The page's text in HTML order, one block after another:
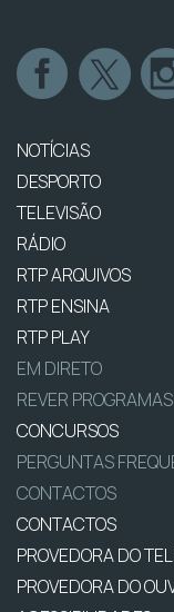
NOTÍCIAS
DESPORTO
TELEVISÃO
RÁDIO
RTP ARQUIVOS
RTP ENSINA
RTP PLAY
EM DIRETO
REVER PROGRAMAS
CONCURSOS
PERGUNTAS
CONTACTOS
CONTACTOS
PROVEDORA DO
PROVEDORA DO